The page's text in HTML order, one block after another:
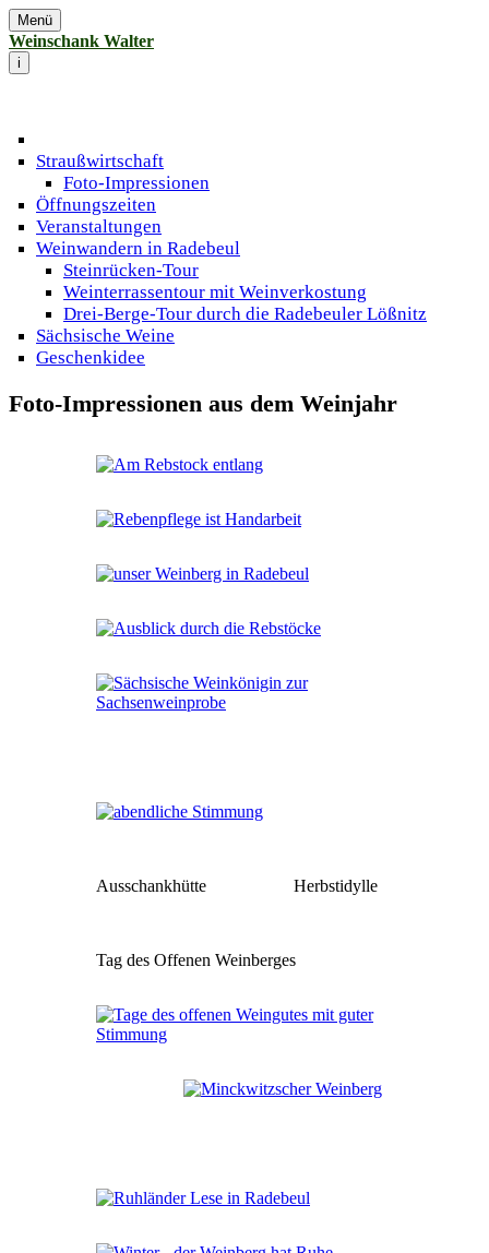
Menü
Weinschank Walter
i
Straußwirtschaft
Foto-Impressionen
Öffnungszeiten
Veranstaltungen
Weinwandern in Radebeul
Steinrücken-Tour
Weinterrassentour mit Weinverkostung
Drei-Berge-Tour durch die Radebeuler Lößnitz
Sächsische Weine
Geschenkidee
Foto-Impressionen aus dem Weinjahr
Ausschankhütte Herbstidylle
Tag des Offenen Weinberges